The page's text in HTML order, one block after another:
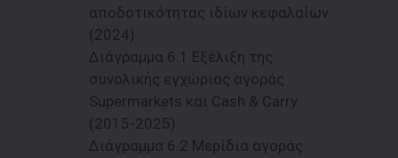
αποδοτικότητας ιδίων κεφαλαίων
(2024)
Διάγραμμα 6.1 Εξέλιξη της
συνολικής εγχώριας αγοράς
Supermarkets και Cash & Carry
(2015-2025)
Διάγραμμα 6.2 Μερίδια αγοράς